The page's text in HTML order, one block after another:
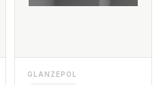
GLANZEPOL